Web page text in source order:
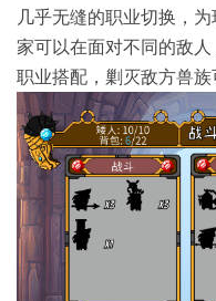
几乎无缝的职业切换，
家可以在面对不同的敌
职业搭配，剿灭敌方兽族